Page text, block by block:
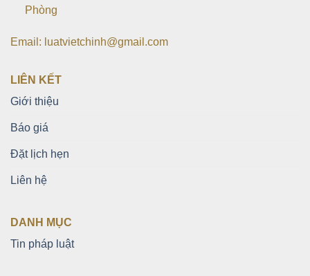
Phòng
Email: luatvietchinh@gmail.com
LIÊN KẾT
Giới thiệu
Báo giá
Đặt lịch hẹn
Liên hệ
DANH MỤC
Tin pháp luật